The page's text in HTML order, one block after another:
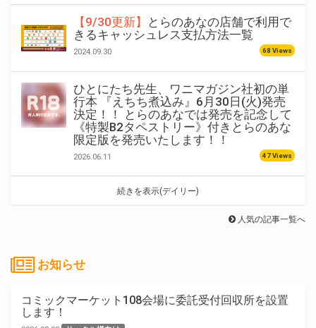
【9/30更新】
とらのあなの店舗で利用で
きるキャッシュレス支払方法一覧
2024.09.30 68 Views
ひとにたち先生、ワニマガジン社初の単
行本 『えちち煮込み』6月30日(火)発売
決定！！ とらのあなでは発売を記念して
《特製B2タペストリー》付きとらのあな
限定版を発売いたします！！
2026.06.11 47 Views
続きを表示(デイリー)
人気の記事一覧へ
お知らせ
コミックマーケット108会場に委託受付回収所を設置
します！